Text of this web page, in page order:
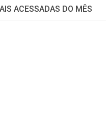
ACESSADAS DO MÊS